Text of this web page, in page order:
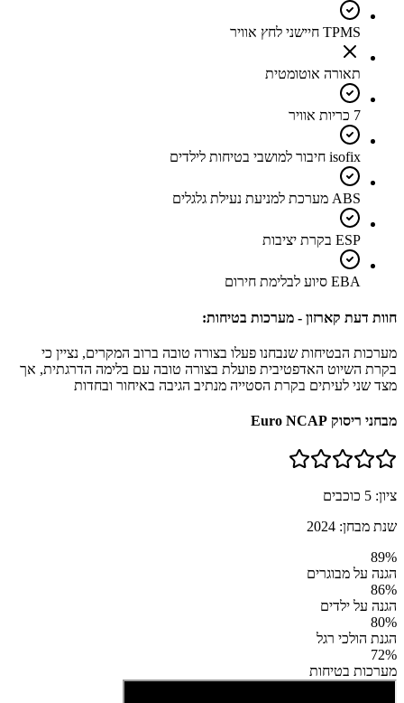
TPMS חיישני לחץ אוויר
תאורה אוטומטית
7 כריות אוויר
isofix חיבור למושבי בטיחות לילדים
ABS מערכת למניעת נעילת גלגלים
ESP בקרת יציבות
EBA סיוע לבלימת חירום
חוות דעת קארזון - מערכות בטיחות:
מערכות הבטיחות שנבחנו פעלו בצורה טובה ברוב המקרים, נציין כי
בקרת השיוט האדפטיבית פועלת בצורה טובה עם בלימה הדרגתית, אך
מצד שני לעיתים בקרת הסטייה מנתיב הגיבה באיחור ובחדות
מבחני ריסוק Euro NCAP
ציון: 5 כוכבים
שנת מבחן: 2024
89%
הגנה על מבוגרים
86%
הגנה על ילדים
80%
הגנת הולכי רגל
72%
מערכות בטיחות